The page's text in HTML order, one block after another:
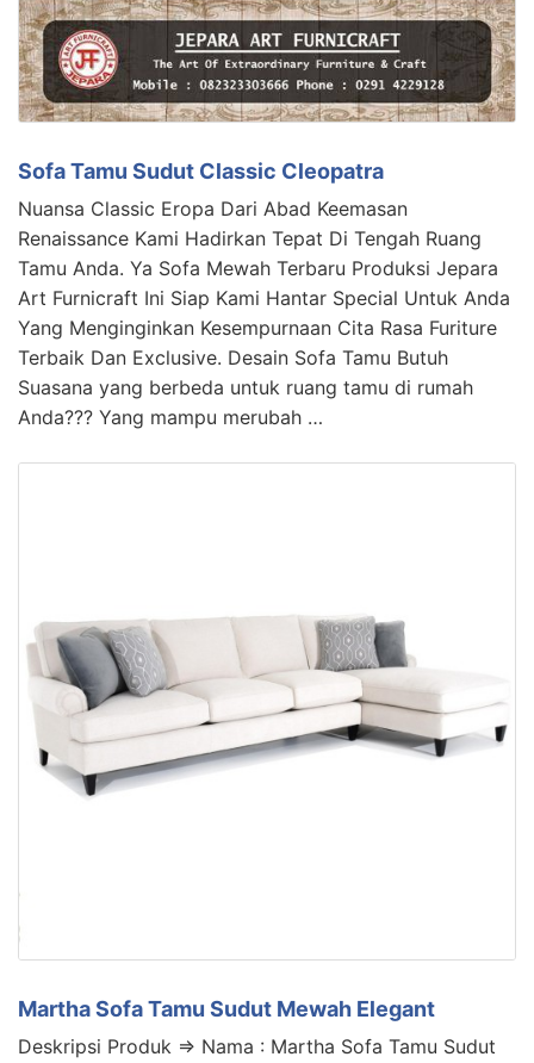
Sofa Tamu Sudut Classic Cleopatra
Nuansa Classic Eropa Dari Abad Keemasan
Renaissance Kami Hadirkan Tepat Di Tengah Ruang
Tamu Anda. Ya Sofa Mewah Terbaru Produksi Jepara
Art Furnicraft Ini Siap Kami Hantar Special Untuk Anda
Yang Menginginkan Kesempurnaan Cita Rasa Furiture
Terbaik Dan Exclusive. Desain Sofa Tamu Butuh
Suasana yang berbeda untuk ruang tamu di rumah
Anda??? Yang mampu merubah …
Martha Sofa Tamu Sudut Mewah Elegant
Deskripsi Produk => Nama : Martha Sofa Tamu Sudut